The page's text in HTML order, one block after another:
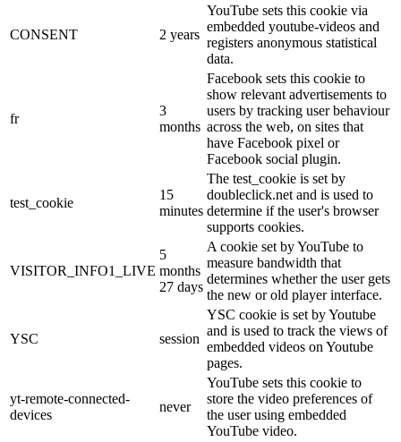
CONSENT 2 years
YouTube sets this cookie via
embedded youtube-videos and
registers anonymous statistical
data.
fr
3
months
Facebook sets this cookie to
show relevant advertisements to
users by tracking user behaviour
across the web, on sites that
have Facebook pixel or
Facebook social plugin.
test_cookie
15
minutes
The test_cookie is set by
doubleclick.net and is used to
determine if the user's browser
supports cookies.
VISITOR_INFO1_LIVE
5
months
27 days
A cookie set by YouTube to
measure bandwidth that
determines whether the user gets
the new or old player interface.
YSC session
YSC cookie is set by Youtube
and is used to track the views of
embedded videos on Youtube
pages.
yt-remote-connected-
devices
never
YouTube sets this cookie to
store the video preferences of
the user using embedded
YouTube video.